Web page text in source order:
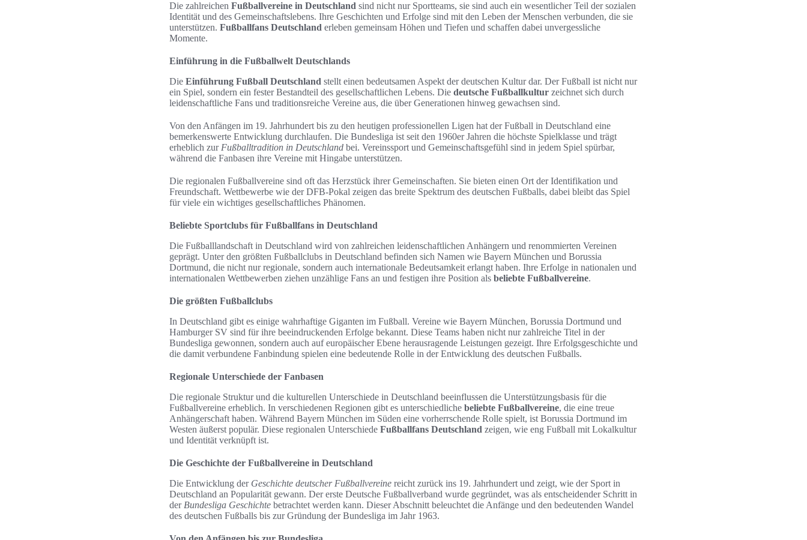
Die zahlreichen Fußballvereine in Deutschland sind nicht nur Sportteams, sie sind auch ein wesentlicher Teil der sozialen
Identität und des Gemeinschaftslebens. Ihre Geschichten und Erfolge sind mit den Leben der Menschen verbunden, die sie
unterstützen. Fußballfans Deutschland erleben gemeinsam Höhen und Tiefen und schaffen dabei unvergessliche
Momente.
Einführung in die Fußballwelt Deutschlands
Die Einführung Fußball Deutschland stellt einen bedeutsamen Aspekt der deutschen Kultur dar. Der Fußball ist nicht nur
ein Spiel, sondern ein fester Bestandteil des gesellschaftlichen Lebens. Die deutsche Fußballkultur zeichnet sich durch
leidenschaftliche Fans und traditionsreiche Vereine aus, die über Generationen hinweg gewachsen sind.
Von den Anfängen im 19. Jahrhundert bis zu den heutigen professionellen Ligen hat der Fußball in Deutschland eine
bemerkenswerte Entwicklung durchlaufen. Die Bundesliga ist seit den 1960er Jahren die höchste Spielklasse und trägt
erheblich zur Fußballtradition in Deutschland bei. Vereinssport und Gemeinschaftsgefühl sind in jedem Spiel spürbar,
während die Fanbasen ihre Vereine mit Hingabe unterstützen.
Die regionalen Fußballvereine sind oft das Herzstück ihrer Gemeinschaften. Sie bieten einen Ort der Identifikation und
Freundschaft. Wettbewerbe wie der DFB-Pokal zeigen das breite Spektrum des deutschen Fußballs, dabei bleibt das Spiel
für viele ein wichtiges gesellschaftliches Phänomen.
Beliebte Sportclubs für Fußballfans in Deutschland
Die Fußballlandschaft in Deutschland wird von zahlreichen leidenschaftlichen Anhängern und renommierten Vereinen
geprägt. Unter den größten Fußballclubs in Deutschland befinden sich Namen wie Bayern München und Borussia
Dortmund, die nicht nur regionale, sondern auch internationale Bedeutsamkeit erlangt haben. Ihre Erfolge in nationalen und
internationalen Wettbewerben ziehen unzählige Fans an und festigen ihre Position als beliebte Fußballvereine.
Die größten Fußballclubs
In Deutschland gibt es einige wahrhaftige Giganten im Fußball. Vereine wie Bayern München, Borussia Dortmund und
Hamburger SV sind für ihre beeindruckenden Erfolge bekannt. Diese Teams haben nicht nur zahlreiche Titel in der
Bundesliga gewonnen, sondern auch auf europäischer Ebene herausragende Leistungen gezeigt. Ihre Erfolgsgeschichte und
die damit verbundene Fanbindung spielen eine bedeutende Rolle in der Entwicklung des deutschen Fußballs.
Regionale Unterschiede der Fanbasen
Die regionale Struktur und die kulturellen Unterschiede in Deutschland beeinflussen die Unterstützungsbasis für die
Fußballvereine erheblich. In verschiedenen Regionen gibt es unterschiedliche beliebte Fußballvereine, die eine treue
Anhängerschaft haben. Während Bayern München im Süden eine vorherrschende Rolle spielt, ist Borussia Dortmund im
Westen äußerst populär. Diese regionalen Unterschiede Fußballfans Deutschland zeigen, wie eng Fußball mit Lokalkultur
und Identität verknüpft ist.
Die Geschichte der Fußballvereine in Deutschland
Die Entwicklung der Geschichte deutscher Fußballvereine reicht zurück ins 19. Jahrhundert und zeigt, wie der Sport in
Deutschland an Popularität gewann. Der erste Deutsche Fußballverband wurde gegründet, was als entscheidender Schritt in
der Bundesliga Geschichte betrachtet werden kann. Dieser Abschnitt beleuchtet die Anfänge und den bedeutenden Wandel
des deutschen Fußballs bis zur Gründung der Bundesliga im Jahr 1963.